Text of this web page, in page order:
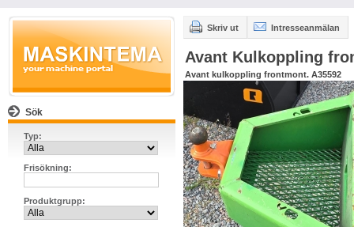
Sök
Typ:
Frisökning:
Produktgrupp:
Skriv ut Intresseanmälan
Avant Kulkoppling
Avant kulkoppling frontmont. A35592